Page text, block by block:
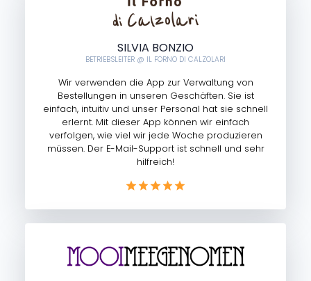
SILVIA BONZIO
BETRIEBSLEITER @ IL FORNO DI CALZOLARI
Wir verwenden die App zur Verwaltung von
Bestellungen in unseren Geschäften. Sie ist
einfach, intuitiv und unser Personal hat sie schnell
erlernt. Mit dieser App können wir einfach
verfolgen, wie viel wir jede Woche produzieren
müssen. Der E-Mail-Support ist schnell und sehr
hilfreich!